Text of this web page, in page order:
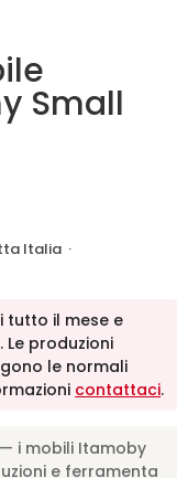
Small
Italia ·
tutto il mese e
produzioni
le normali
contattaci.
— i mobili Itamoby
e ferramenta